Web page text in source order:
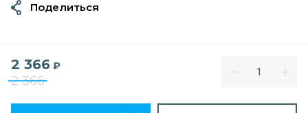
2 366 ₽
2 366
Поделиться